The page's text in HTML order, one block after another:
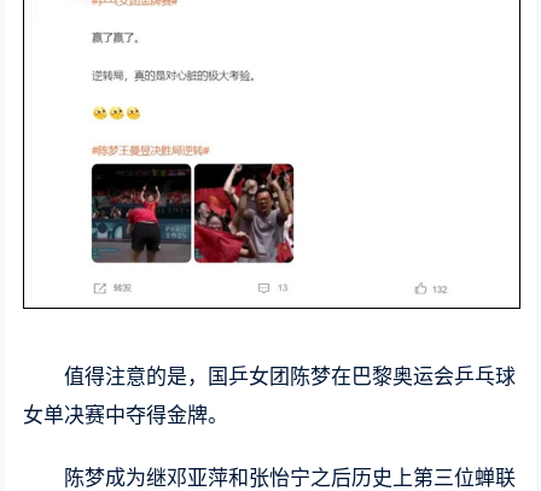
值得注意的是，国乒女团陈梦在巴黎奥运会乒乓球
女单决赛中夺得金牌。
陈梦成为继邓亚萍和张怡宁之后历史上第三位蝉联